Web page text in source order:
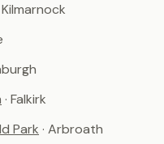
Kilmarnock
· Falkirk
Park · Arbroath